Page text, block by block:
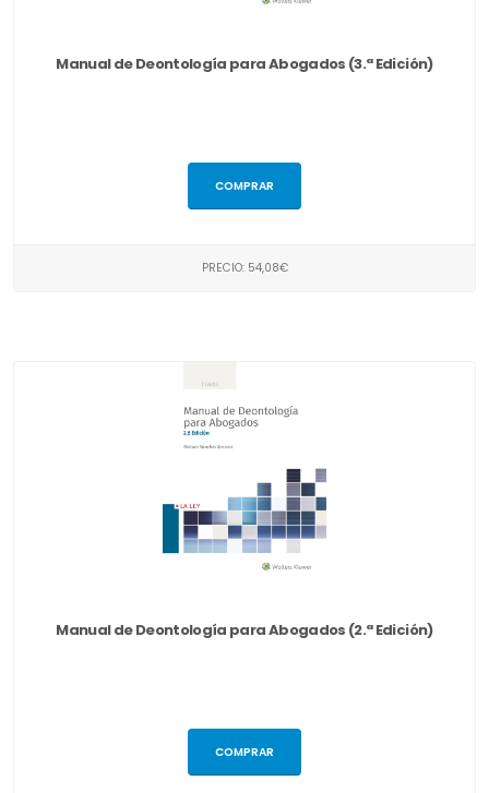
Manual de Deontología para Abogados (3.ª Edición)
COMPRAR
PRECIO: 54,08€
Manual de Deontología para Abogados (2.ª Edición)
COMPRAR